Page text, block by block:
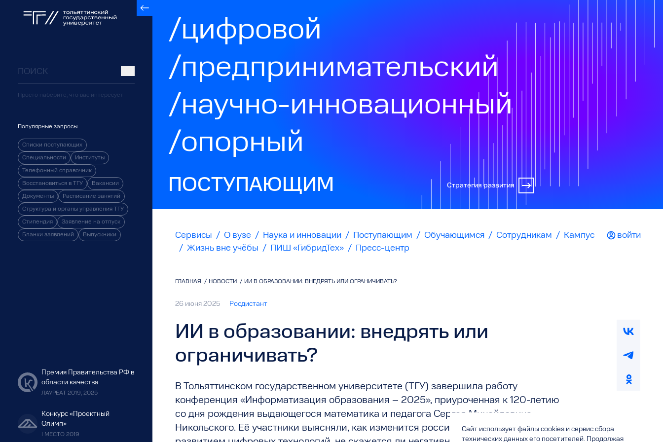
Просто наберите, что вас интересует
Популярные запросы
Списки поступающих
Специальности Институты
Телефонный справочник
Восстановиться в ТГУ Вакансии
Документы Расписание занятий
Структура и органы управления ТГУ
Стипендия Заявление на отпуск
Бланки заявлений Выпускники
Премия Правительства РФ в
области качества
ЛАУРЕАТ 2019, 2025
Конкурс «Проектный
Олимп»
I МЕСТО 2019
/цифровой
/предпринимательский
/научно-инновационный
/опорный
ПОСТУПАЮЩИМ Стратегия развития
Сервисы / О вузе / Наука и инновации / Поступающим / Обучающимся / Сотрудникам /
Кампус
/ Жизнь вне учёбы / ПИШ «ГибридТех» / Пресс-центр
войти
ГЛАВНАЯ / НОВОСТИ / ИИ В ОБРАЗОВАНИИ: ВНЕДРЯТЬ ИЛИ ОГРАНИЧИВАТЬ?
26 июня 2025 Росдистант
ИИ в образовании: внедрять или
ограничивать?
В Тольяттинском государственном университете (ТГУ) завершила работу
конференция «Информатизация образования – 2025», приуроченная к 120-летию
со дня рождения выдающегося математика и педагога Сергея Михайловича
Никольского. Её участники выясняли, как изменится российское образование с
Сайт использует файлы cookies и сервис сбора
технических данных его посетителей. Продолжая